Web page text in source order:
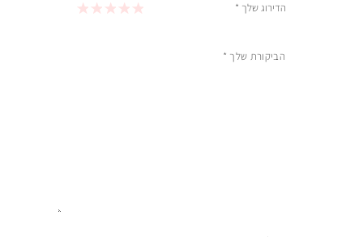
הדירוג שלך * 1 מתוך 5 כוכבים 2 מתוך 5 כוכבים 3 מתוך 5 כוכבים 4 מתוך 5 כוכבים